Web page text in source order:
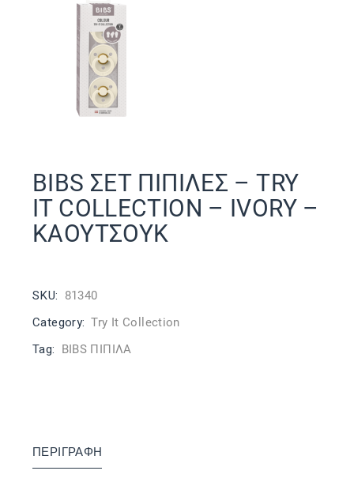
BIBS ΣΕΤ ΠΙΠΙΛΕΣ – TRY
IT COLLECTION – IVORY –
ΚΑΟΥΤΣΟΥΚ
SKU: 81340
Category: Try It Collection
Tag: BIBS ΠΙΠΙΛΑ
ΠΕΡΙΓΡΑΦΉ